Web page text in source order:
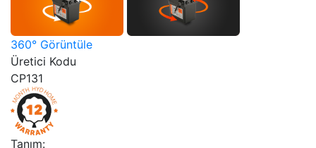
360° Görüntüle
Üretici Kodu
CP131
Tanım: